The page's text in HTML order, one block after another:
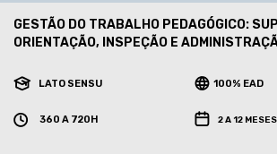
GESTÃO DO TRABALHO PEDAGÓGICO:
ORIENTAÇÃO, INSPEÇÃO E
LATO SENSU 100% EAD
360 A 720H 2 A 12 MESES